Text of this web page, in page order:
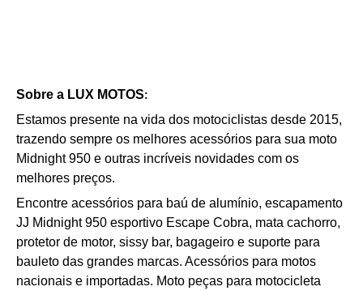
Sobre a LUX MOTOS:
Estamos presente na vida dos motociclistas desde 2015,
trazendo sempre os melhores acessórios para sua moto
Midnight 950 e outras incríveis novidades com os
melhores preços.
Encontre acessórios para baú de alumínio, escapamento
JJ Midnight 950 esportivo Escape Cobra, mata cachorro,
protetor de motor, sissy bar, bagageiro e suporte para
bauleto das grandes marcas. Acessórios para motos
nacionais e importadas. Moto peças para motocicleta